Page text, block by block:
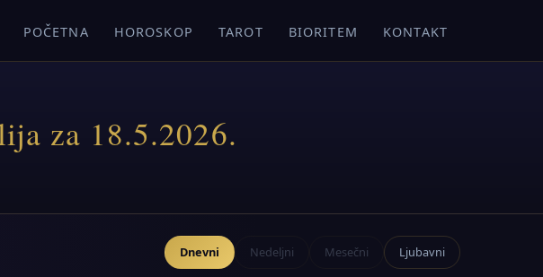
POČETNA HOROSKOP TAROT BIORITEM KONTAKT
za 18.5.2026.
Dnevni Nedeljni Mesečni Ljubavni